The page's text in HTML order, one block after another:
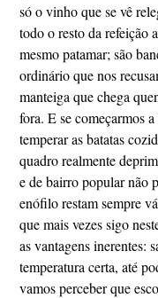
só o vinho que se vê
todo o resto da refeição
mesmo patamar; são
ordinário que nos
manteiga que chega
fora. E se começarmos
temperar as batatas
quadro realmente
e de bairro popular não
enófilo restam sempre
que mais vezes sigo
as vantagens inerentes:
temperatura certa, até
vamos perceber que